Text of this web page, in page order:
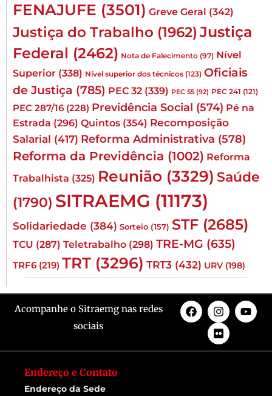
FENAJUFE (3501) Greve Geral (342)
Justiça do Trabalho (1962) Justiça
Federal (2462) Nota de Falecimento (97) Nível
Superior (338) Nível superior dos técnicos (123) Oficiais
de Justiça (785) PEC 32 (339) PEC 55 (92) PEC 241 (121)
PEC 287/16 (228) Previdência Social (574) Pé na
Estrada (296) Quintos (354) Recomposição
Salarial (417) Reforma Administrativa (578)
Reforma da Previdência (1002) Reforma
Trabalhista (325) Reunião (3329) Saúde
(1790) SITRAEMG (11173)
Solidariedade (384) Sorteio (157) STF (2685)
TCU (287) Teletrabalho (298) TRE-MG (635)
TRF6 (219) TRT (3296) TRT3 (432) URV (198)
Acompanhe o Sitraemg nas redes
sociais
Endereço e Contato
Endereço da Sede